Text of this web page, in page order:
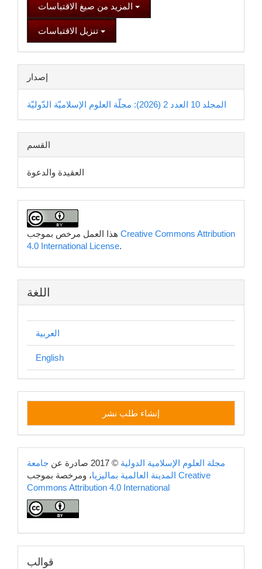
المزيد من صيغ الاقتباسات
تنزيل الاقتباسات
إصدار
المجلد 10 العدد 2 (2026): مجلّة العلوم الإسلاميّة الدّوليّة
القسم
العقيدة والدعوة
Creative Commons Attribution
4.0 International License.
اللغة
العربية
English
إنشاء
طلب
نشر
إنشاء طلب نشر
copyright مجلة العلوم الإسلامية الدولية © 2017 صادرة عن
جامعة
المدينة العالمية بماليزيا Creative
Commons Attribution 4.0 International
قوالب
قوالب